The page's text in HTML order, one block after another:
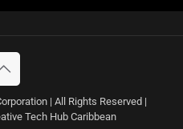
| All Rights Reserved |
Tech Hub Caribbean